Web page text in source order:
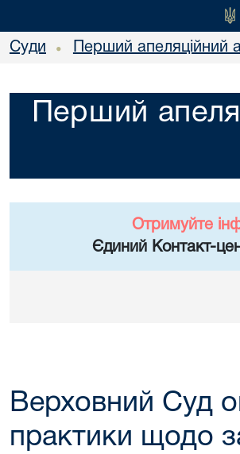
Суди • Перший апеляційний
Перший
Отримуйте
Єдиний Контакт-
Верховний Суд
практики щодо